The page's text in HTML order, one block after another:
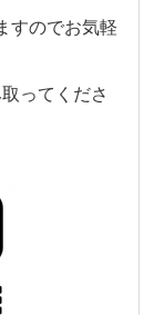
すのでお気軽
ってくださ